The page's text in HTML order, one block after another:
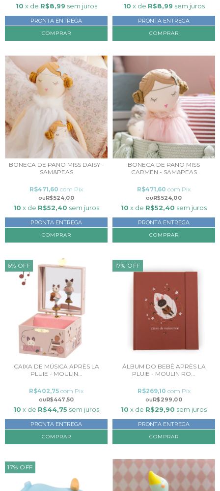
10 x de R$8,99 sem juros
PRONTA ENTREGA
10 x de R$8,99 sem juros
PRONTA ENTREGA
BONECA DE PANO MISS DAISY -
SAM&PEAS
R$524,00
R$471,60 com Pix
10 x de R$52,40 sem juros
PRONTA ENTREGA
BONECA DE PANO MISS
CARMEN - SAM&PEAS
R$524,00
R$471,60 com Pix
10 x de R$52,40 sem juros
PRONTA ENTREGA
6% OFF
CAIXA DE MÚSICA APRÈS LA
PLUIE - MOULIN...
R$447,50
R$402,75 com Pix
10 x de R$44,75 sem juros
PRONTA ENTREGA
17% OFF
ÁLBUM DO BEBÊ APRÈS LA
PLUIE - MOULIN RO...
R$299,00
R$269,10 com Pix
10 x de R$29,90 sem juros
PRONTA ENTREGA
17% OFF